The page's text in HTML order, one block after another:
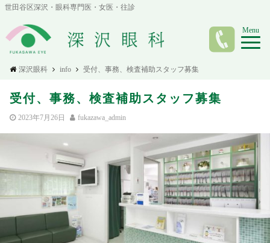
世田谷区深沢・眼科専門医・女医・往診
Menu
深沢眼科 info 受付、事務、検査補助スタッフ募集
受付、事務、検査補助スタッフ募集
2023年7月26日 fukazawa_admin